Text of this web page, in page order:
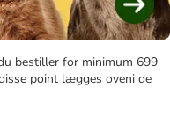
bestiller for minimum 699
point lægges oveni de